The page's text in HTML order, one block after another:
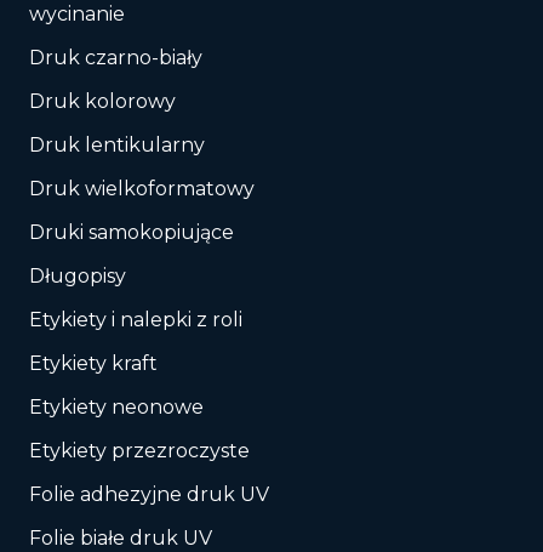
wycinanie
Druk czarno-biały
Druk kolorowy
Druk lentikularny
Druk wielkoformatowy
Druki samokopiujące
Długopisy
Etykiety i nalepki z roli
Etykiety kraft
Etykiety neonowe
Etykiety przezroczyste
Folie adhezyjne druk UV
Folie białe druk UV